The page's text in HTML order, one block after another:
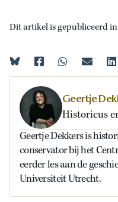
Dit artikel is gepubliceerd in
Geertje
Historicus
Geertje Dekkers is
conservator bij het
eerder les aan de
Universiteit Utrecht.